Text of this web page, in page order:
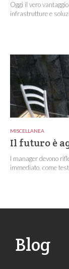
Oggi il vero
infrastrutture e
MISCELLANEA
Il futuro è
I manager devono
immediato, come
Blog